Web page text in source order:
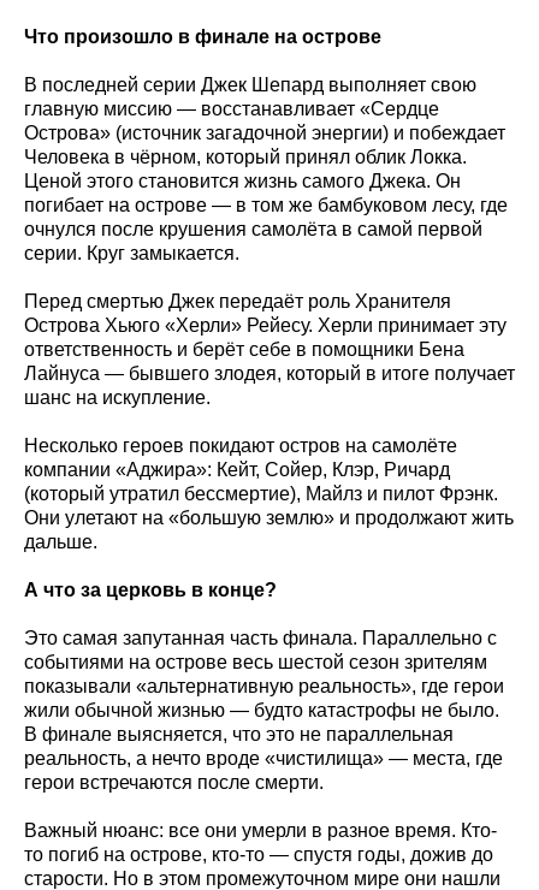
Что произошло в финале на острове
В последней серии Джек Шепард выполняет свою
главную миссию — восстанавливает «Сердце
Острова» (источник загадочной энергии) и побеждает
Человека в чёрном, который принял облик Локка.
Ценой этого становится жизнь самого Джека. Он
погибает на острове — в том же бамбуковом лесу, где
очнулся после крушения самолёта в самой первой
серии. Круг замыкается.
Перед смертью Джек передаёт роль Хранителя
Острова Хьюго «Херли» Рейесу. Херли принимает эту
ответственность и берёт себе в помощники Бена
Лайнуса — бывшего злодея, который в итоге получает
шанс на искупление.
Несколько героев покидают остров на самолёте
компании «Аджира»: Кейт, Сойер, Клэр, Ричард
(который утратил бессмертие), Майлз и пилот Фрэнк.
Они улетают на «большую землю» и продолжают жить
дальше.
А что за церковь в конце?
Это самая запутанная часть финала. Параллельно с
событиями на острове весь шестой сезон зрителям
показывали «альтернативную реальность», где герои
жили обычной жизнью — будто катастрофы не было.
В финале выясняется, что это не параллельная
реальность, а нечто вроде «чистилища» — места, где
герои встречаются после смерти.
Важный нюанс: все они умерли в разное время. Кто-
то погиб на острове, кто-то — спустя годы, дожив до
старости. Но в этом промежуточном мире они нашли